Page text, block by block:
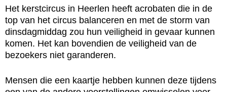
Het kerstcircus in Heerlen heeft acrobaten die in de
top van het circus balanceren en met de storm van
dinsdagmiddag zou hun veiligheid in gevaar kunnen
komen. Het kan bovendien de veiligheid van de
bezoekers niet garanderen.
Mensen die een kaartje hebben kunnen deze tijdens